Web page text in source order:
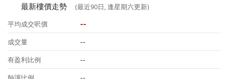
最新樓價走勢
(最近90日, 逢星期六更新)
平均成交呎價
--
成交量 --
有盈利比例 --